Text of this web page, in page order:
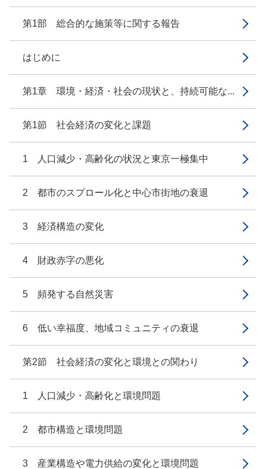
第1部 総合的な施策等に関する報告
はじめに
第1章 環境・経済・社会の現状と、持続可能な...
第1節 社会経済の変化と課題
1 人口減少・高齢化の状況と東京一極集中
2 都市のスプロール化と中心市街地の衰退
3 経済構造の変化
4 財政赤字の悪化
5 頻発する自然災害
6 低い幸福度、地域コミュニティの衰退
第2節 社会経済の変化と環境との関わり
1 人口減少・高齢化と環境問題
2 都市構造と環境問題
3 産業構造や電力供給の変化と環境問題